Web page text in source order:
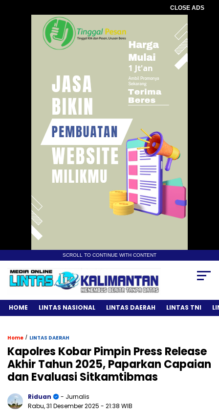
CLOSE ADS
SCROLL TO CONTINUE WITH CONTENT
HOME LINTAS NASIONAL LINTAS DAERAH LINTAS TNI
Home / LINTAS DAERAH
Kapolres Kobar Pimpin Press Release
Akhir Tahun 2025, Paparkan Capaian
dan Evaluasi Sitkamtibmas
Riduan
- Jurnalis
Rabu, 31 Desember 2025 - 21:38 WIB